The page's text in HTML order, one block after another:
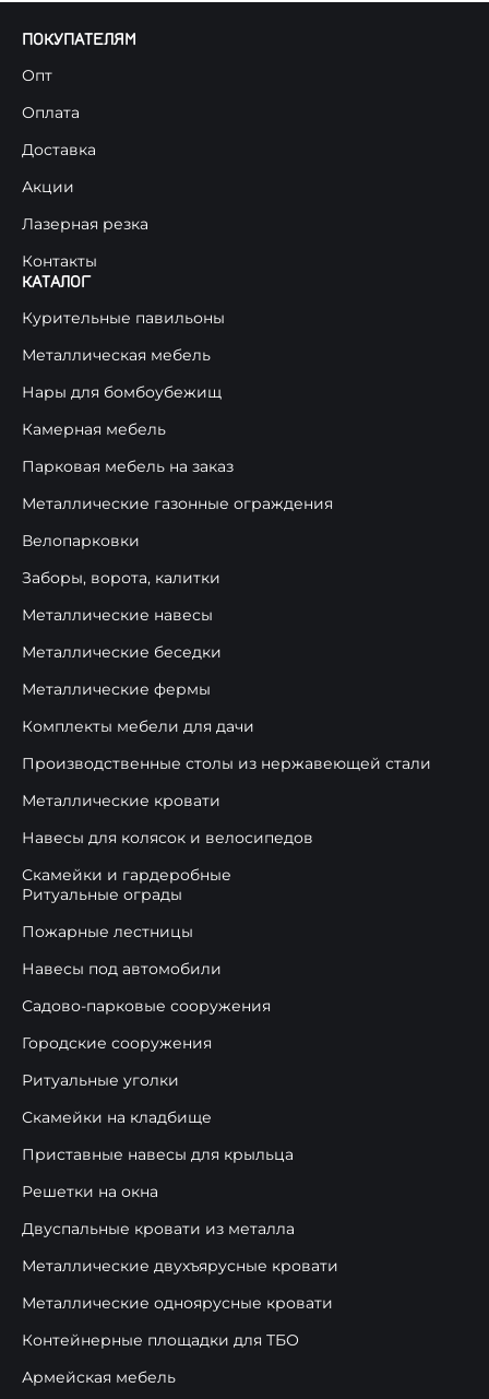
ПОКУПАТЕЛЯМ
Опт
Оплата
Доставка
Акции
Лазерная резка
Контакты
КАТАЛОГ
Курительные павильоны
Металлическая мебель
Нары для бомбоубежищ
Камерная мебель
Парковая мебель на заказ
Металлические газонные ограждения
Велопарковки
Заборы, ворота, калитки
Металлические навесы
Металлические беседки
Металлические фермы
Комплекты мебели для дачи
Производственные столы из нержавеющей стали
Металлические кровати
Навесы для колясок и велосипедов
Скамейки и гардеробные
Ритуальные ограды
Пожарные лестницы
Навесы под автомобили
Садово-парковые сооружения
Городские сооружения
Ритуальные уголки
Скамейки на кладбище
Приставные навесы для крыльца
Решетки на окна
Двуспальные кровати из металла
Металлические двухъярусные кровати
Металлические одноярусные кровати
Контейнерные площадки для ТБО
Армейская мебель